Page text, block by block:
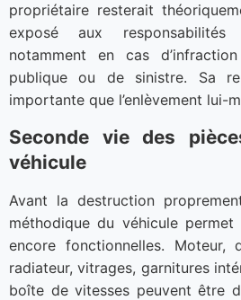
propriétaire resterait
exposé aux
notamment en cas
publique ou de sinistre. Sa
importante que l’enlèvement lui-
Seconde vie des
véhicule
Avant la destruction
méthodique du véhicule
encore fonctionnelles. Moteur,
radiateur, vitrages, garnitures
boîte de vitesses peuvent être